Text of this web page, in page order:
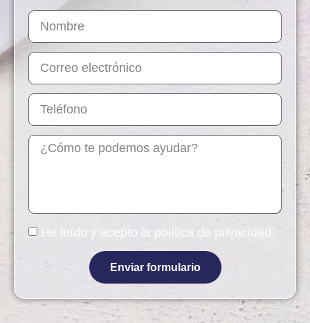
He leído y acepto la política de privacidad .
Enviar formulario